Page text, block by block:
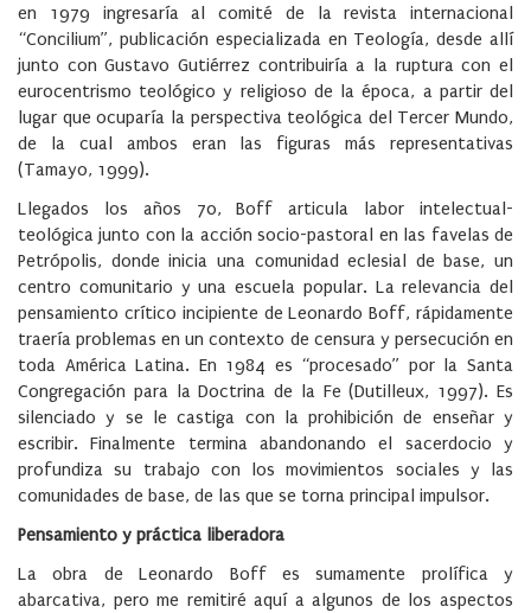
en 1979 ingresaría al comité de la revista internacional
“Concilium”, publicación especializada en Teología, desde allí
junto con Gustavo Gutiérrez contribuiría a la ruptura con el
eurocentrismo teológico y religioso de la época, a partir del
lugar que ocuparía la perspectiva teológica del Tercer Mundo,
de la cual ambos eran las figuras más representativas
(Tamayo, 1999).
Llegados los años 70, Boff articula labor intelectual-
teológica junto con la acción socio-pastoral en las favelas de
Petrópolis, donde inicia una comunidad eclesial de base, un
centro comunitario y una escuela popular. La relevancia del
pensamiento crítico incipiente de Leonardo Boff, rápidamente
traería problemas en un contexto de censura y persecución en
toda América Latina. En 1984 es “procesado” por la Santa
Congregación para la Doctrina de la Fe (Dutilleux, 1997). Es
silenciado y se le castiga con la prohibición de enseñar y
escribir. Finalmente termina abandonando el sacerdocio y
profundiza su trabajo con los movimientos sociales y las
comunidades de base, de las que se torna principal impulsor.
Pensamiento y práctica liberadora
La obra de Leonardo Boff es sumamente prolífica y
abarcativa, pero me remitiré aquí a algunos de los aspectos